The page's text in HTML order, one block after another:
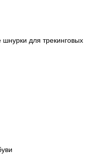
для трекинговых